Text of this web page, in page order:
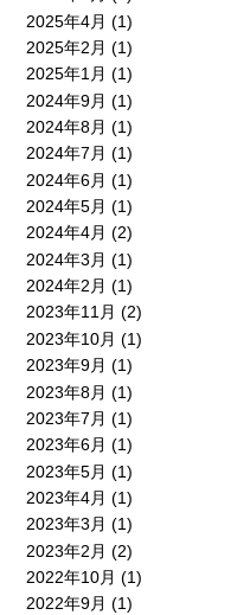
2025年4月 (1)
2025年2月 (1)
2025年1月 (1)
2024年9月 (1)
2024年8月 (1)
2024年7月 (1)
2024年6月 (1)
2024年5月 (1)
2024年4月 (2)
2024年3月 (1)
2024年2月 (1)
2023年11月 (2)
2023年10月 (1)
2023年9月 (1)
2023年8月 (1)
2023年7月 (1)
2023年6月 (1)
2023年5月 (1)
2023年4月 (1)
2023年3月 (1)
2023年2月 (2)
2022年10月 (1)
2022年9月 (1)